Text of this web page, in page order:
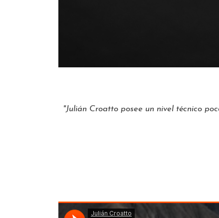
"Julián Croatto posee un nivel técnico